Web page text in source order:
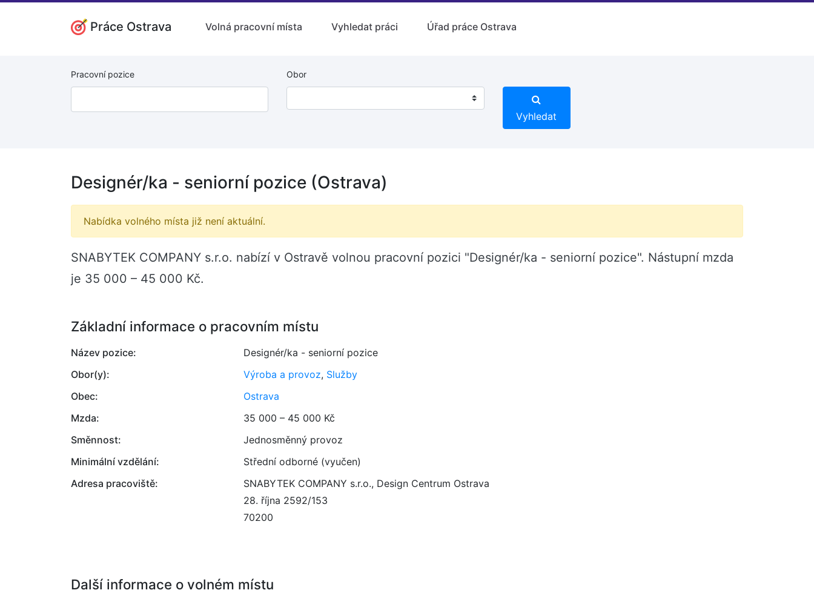
Práce Ostrava Volná pracovní místa Vyhledat práci Úřad práce Ostrava
Pracovní pozice Obor
Vyhledat
Designér/ka - seniorní pozice (Ostrava)
Nabídka volného místa již není aktuální.
SNABYTEK COMPANY s.r.o. nabízí v Ostravě volnou pracovní pozici "Designér/ka - seniorní pozice". Nástupní mzda
je 35 000 – 45 000 Kč.
Základní informace o pracovním místu
Název pozice:
Designér/ka - seniorní pozice
Obor(y):
Výroba a provoz, Služby
Obec:
Ostrava
Mzda:
35 000 – 45 000 Kč
Směnnost:
Jednosměnný provoz
Minimální vzdělání:
Střední odborné (vyučen)
Adresa pracoviště:
SNABYTEK COMPANY s.r.o., Design Centrum Ostrava
28. října 2592/153
70200
Další informace o volném místu